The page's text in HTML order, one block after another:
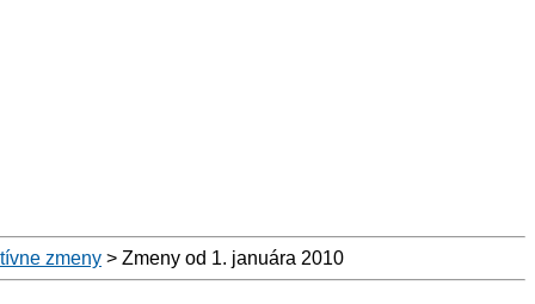
zmeny > Zmeny od 1. januára 2010